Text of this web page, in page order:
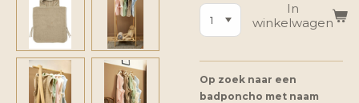
In
winkelwagen
Op zoek naar een
badponcho met naam